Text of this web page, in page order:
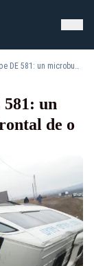
La un pas de carnagiu pe DE 581: un microbuz cu pasageri, izbit frontal de o autoutilitară
un
de o